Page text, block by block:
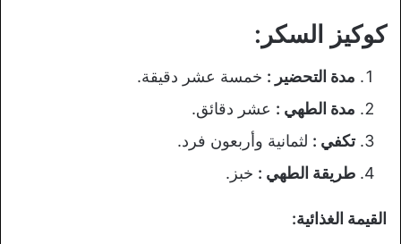
كوكيز السكر:
مدة التحضير : خمسة عشر دقيقة.
مدة الطهي : عشر دقائق.
تكفي : لثمانية وأربعون فرد.
طريقة الطهي : خبز.
القيمة الغذائية: